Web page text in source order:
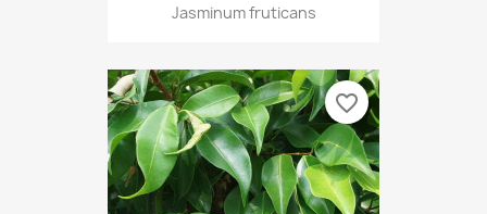
Jasminum fruticans
favorite_border